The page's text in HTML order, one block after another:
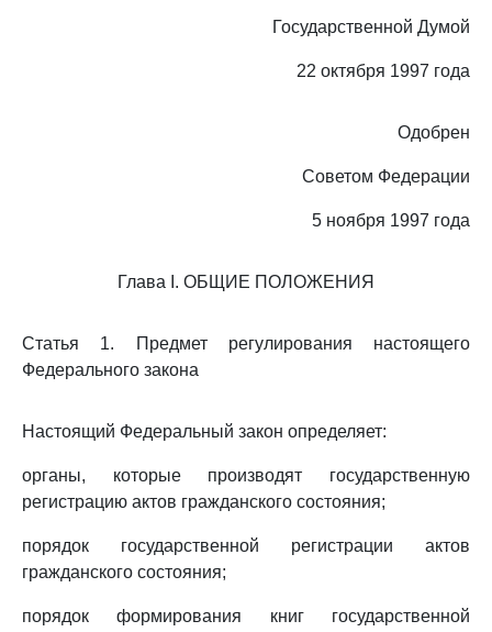
Государственной Думой
22 октября 1997 года
Одобрен
Советом Федерации
5 ноября 1997 года
Глава I. ОБЩИЕ ПОЛОЖЕНИЯ
Статья 1. Предмет регулирования настоящего
Федерального закона
Настоящий Федеральный закон определяет:
органы, которые производят государственную
регистрацию актов гражданского состояния;
порядок государственной регистрации актов
гражданского состояния;
порядок формирования книг государственной